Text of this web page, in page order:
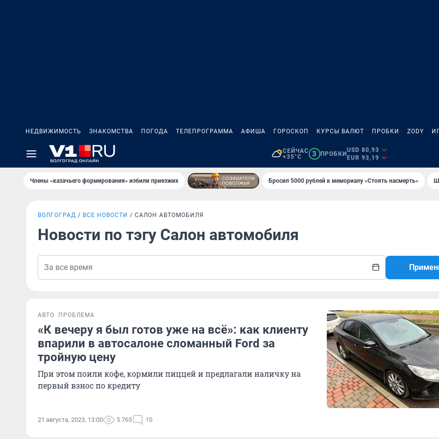
НЕДВИЖИМОСТЬ ЗНАКОМСТВА ПОГОДА ТЕЛЕПРОГРАММА АФИША ГОРОСКОП КУРСЫ ВАЛЮТ ПРОБКИ ZODY
СЕЙЧАС
+35°C
3 ПРОБКИ
USD 80,93
EUR 93,19
Члены «казачьего формирования» избили приезжих Бросил 5000 рублей к мемориалу «Стоять насмерть»
ВОЛГОГРАД ВСЕ НОВОСТИ САЛОН АВТОМОБИЛЯ
Новости по тэгу Салон автомобиля
АВТО ПРОБЛЕМА
«К вечеру я был готов уже на всё»: как клиенту
впарили в автосалоне сломанный Ford за
тройную цену
При этом поили кофе, кормили пиццей и предлагали наличку на
первый взнос по кредиту
21 августа, 2023, 13:00 5 765 10